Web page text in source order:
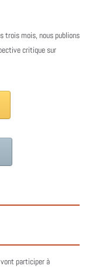
trois mois, nous publions
critique sur
participer à